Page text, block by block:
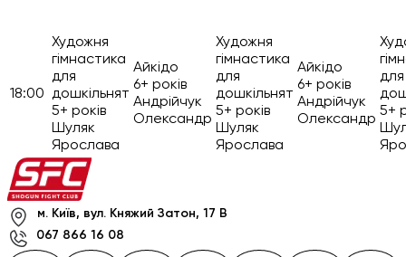
18:00
Художня
гімнастика
для
дошкільнят
5+ років
Шуляк
Ярослава
Айкідо
6+ років
Андрійчук
Олександр
Художня
гімнастика
для
дошкільнят
5+ років
Шуляк
Ярослава
Айкідо
6+ років
Андрійчук
Олександр
для
5+
м. Київ, вул. Княжий Затон, 17 В
067 866 16 08